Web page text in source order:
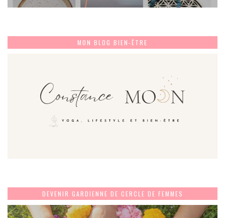
MON BLOG BIEN-ÊTRE
DEVENIR GARDIENNE DE CERCLE DE FEMMES